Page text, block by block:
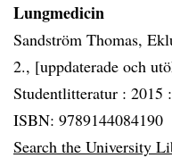
Lungmedicin
Sandström Thomas,
2., [uppdaterade och
Studentlitteratur : 2015 :
ISBN: 9789144084190
Search the University